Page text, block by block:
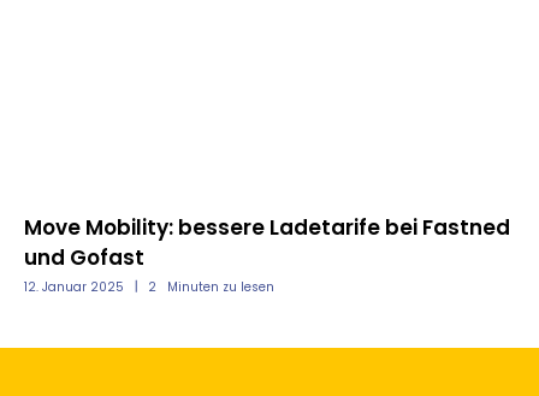
Move Mobility: bessere Ladetarife bei Fastned
und Gofast
12. Januar 2025 2 Minuten zu lesen